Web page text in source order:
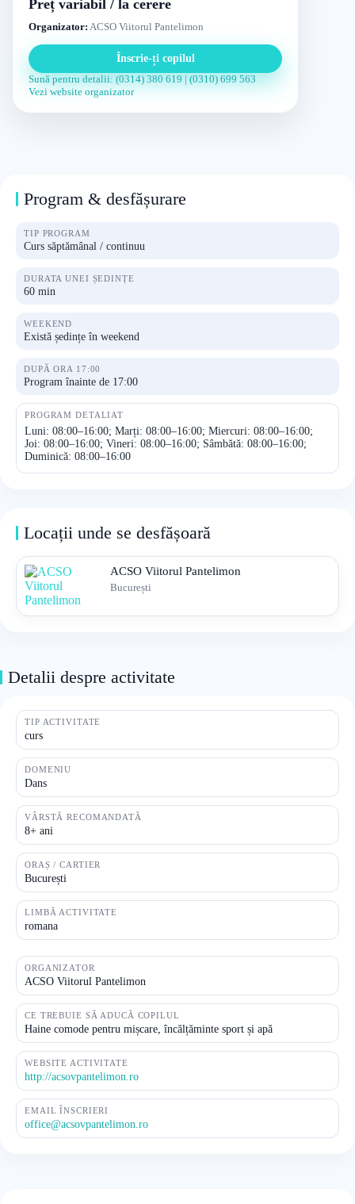
Preț variabil / la cerere
Organizator: ACSO Viitorul Pantelimon
Înscrie-ți copilul
Sună pentru detalii: (0314) 380 619 | (0310) 699 563
Vezi website organizator
Program & desfășurare
TIP PROGRAM
Curs săptămânal / continuu
DURATA UNEI ȘEDINȚE
60 min
WEEKEND
Există ședințe în weekend
DUPĂ ORA 17:00
Program înainte de 17:00
PROGRAM DETALIAT
Luni: 08:00–16:00; Marți: 08:00–16:00; Miercuri: 08:00–16:00;
Joi: 08:00–16:00; Vineri: 08:00–16:00; Sâmbătă: 08:00–16:00;
Duminică: 08:00–16:00
Locații unde se desfășoară
ACSO Viitorul Pantelimon
București
Detalii despre activitate
TIP ACTIVITATE
curs
DOMENIU
Dans
VÂRSTĂ RECOMANDATĂ
8+ ani
ORAȘ / CARTIER
București
LIMBĂ ACTIVITATE
romana
ORGANIZATOR
ACSO Viitorul Pantelimon
CE TREBUIE SĂ ADUCĂ COPILUL
Haine comode pentru mișcare, încălțăminte sport și apă
WEBSITE ACTIVITATE
http://acsovpantelimon.ro
EMAIL ÎNSCRIERI
office@acsovpantelimon.ro